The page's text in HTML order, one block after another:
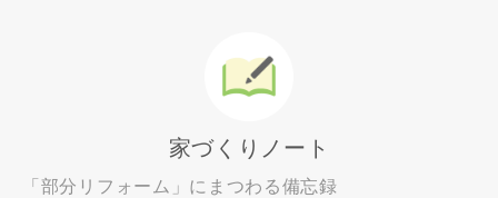
家づくりノート
「部分リフォーム」にまつわる備忘録